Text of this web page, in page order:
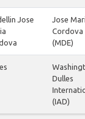
Jose
Jose
Cordova
(MDE)
Dulles
(IAD)